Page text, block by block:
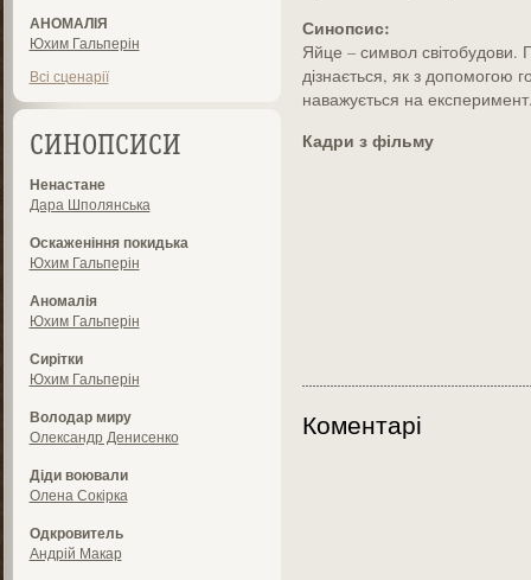
АНОМАЛІЯ
Юхим Гальперін
Всі сценарії
СИНОПСИСИ
Ненастане
Дара Шполянська
Оскаженіння покидька
Юхим Гальперін
Аномалія
Юхим Гальперін
Сирітки
Юхим Гальперін
Володар миру
Олександр Денисенко
Діди воювали
Олена Сокірка
Одкровитель
Андрій Макар
Синопсис:
Яйце – символ світобудови.
дізнається, як з допомогою
наважується на
Кадри з фільму
Коментарі